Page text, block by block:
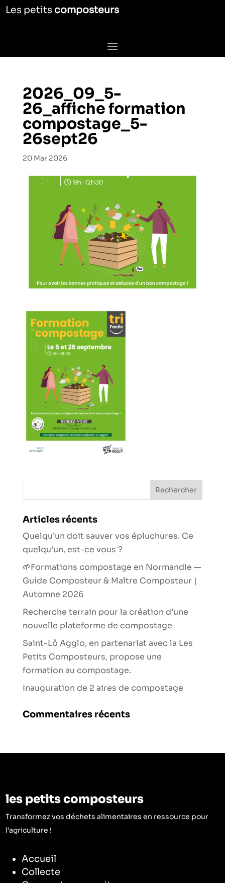
Les petits composteurs
2026_09_5-
26_affiche formation
compostage_5-
26sept26
20 Mar 2026
Articles récents
Quelqu’un doit sauver vos épluchures. Ce
quelqu’un, est-ce vous ?
🌱Formations compostage en Normandie —
Guide Composteur & Maître Composteur |
Automne 2026
Recherche terrain pour la création d’une
nouvelle plateforme de compostage
Saint-Lô Agglo, en partenariat avec la Les
Petits Composteurs, propose une
formation au compostage.
Inauguration de 2 aires de compostage
Commentaires récents
les petits composteurs
Transformez vos déchets alimentaires en ressource pour
l’agriculture !
Accueil
Collecte